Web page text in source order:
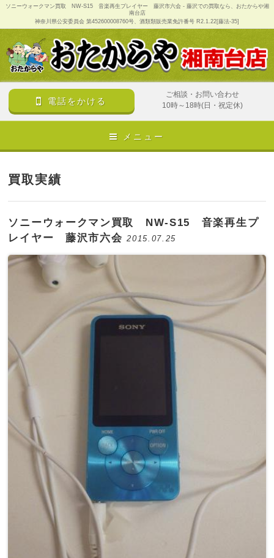
ソニーウォークマン買取 NW-S15 音楽再生プレイヤー 藤沢市六会 - 藤沢での買取なら、おたからや湘
南台店
神奈川県公安委員会 第452600008760号、酒類類販売業免許番号 R2.1.22[藤法-35]
電話をかける
ご相談・お問い合わせ
10時～18時(日・祝定休)
メニュー
買取実績
ソニーウォークマン買取 NW-S15 音楽再生プ
レイヤー 藤沢市六会2015.07.25